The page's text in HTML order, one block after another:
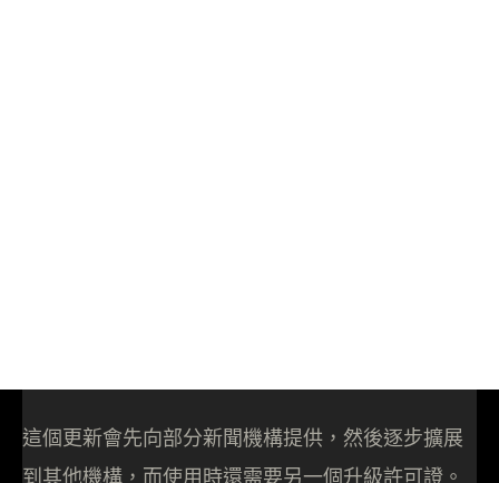
這個更新會先向部分新聞機構提供，然後逐步擴展
到其他機構，而使用時還需要另一個升級許可證。